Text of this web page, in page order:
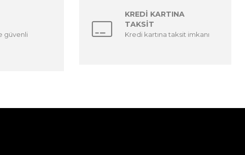
güvenli
KREDİ KARTINA
TAKSİT
Kredi kartına taksit imkanı